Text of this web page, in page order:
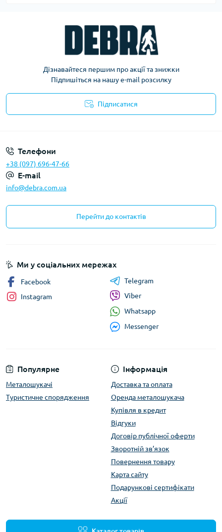
Дізнавайтеся першим про акції та знижки
Підпишіться на нашу e-mail розсилку
Підписатися
Телефони
+38 (097) 696-47-66
E-mail
info@debra.com.ua
Перейти до контактів
Популярне
Металошукачі
Туристичне спорядження
Інформація
Доставка та оплата
Оренда металошукача
Купівля в кредит
Відгуки
Договір публічної оферти
Зворотній зв’язок
Повернення товару
Карта сайту
Подарункові сертифікати
Акції
Ми у соціальних мережах
Facebook
Instagram
Telegram
Viber
Whatsapp
Messenger